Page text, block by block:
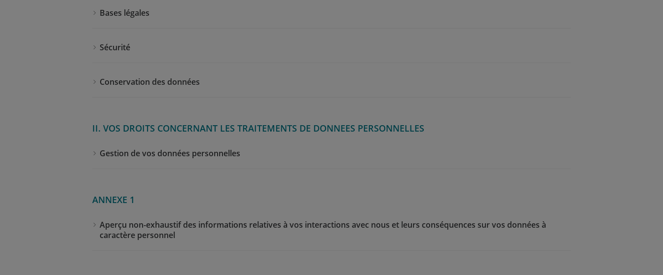
Bases légales
Sécurité
Conservation des données
II. VOS DROITS CONCERNANT LES TRAITEMENTS DE DONNEES PERSONNELLES
Gestion de vos données personnelles
ANNEXE 1
Aperçu non-exhaustif des informations relatives à vos interactions avec nous et leurs conséquences sur vos données à
caractère personnel